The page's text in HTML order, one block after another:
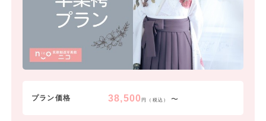
プラン価格 38,500円（税込） 〜